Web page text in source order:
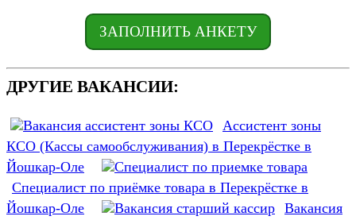
ЗАПОЛНИТЬ АНКЕТУ
ДРУГИЕ ВАКАНСИИ:
Ассистент зоны
КСО (Кассы самообслуживания) в Перекрёстке в
Йошкар-Оле
Специалист по приёмке товара в Перекрёстке в
Йошкар-Оле
Вакансия